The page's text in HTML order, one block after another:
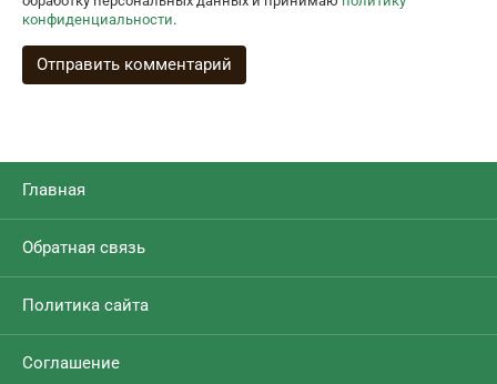
конфиденциальности.
Главная
Обратная связь
Политика сайта
Соглашение